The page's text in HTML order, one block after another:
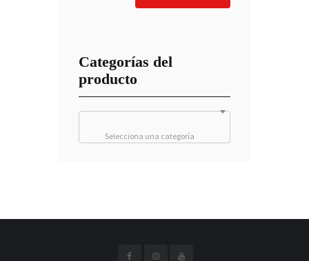
Categorías del
producto
Selecciona una categoría